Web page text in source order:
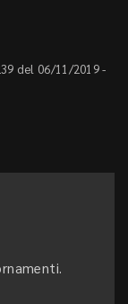
del 06/11/2019 -